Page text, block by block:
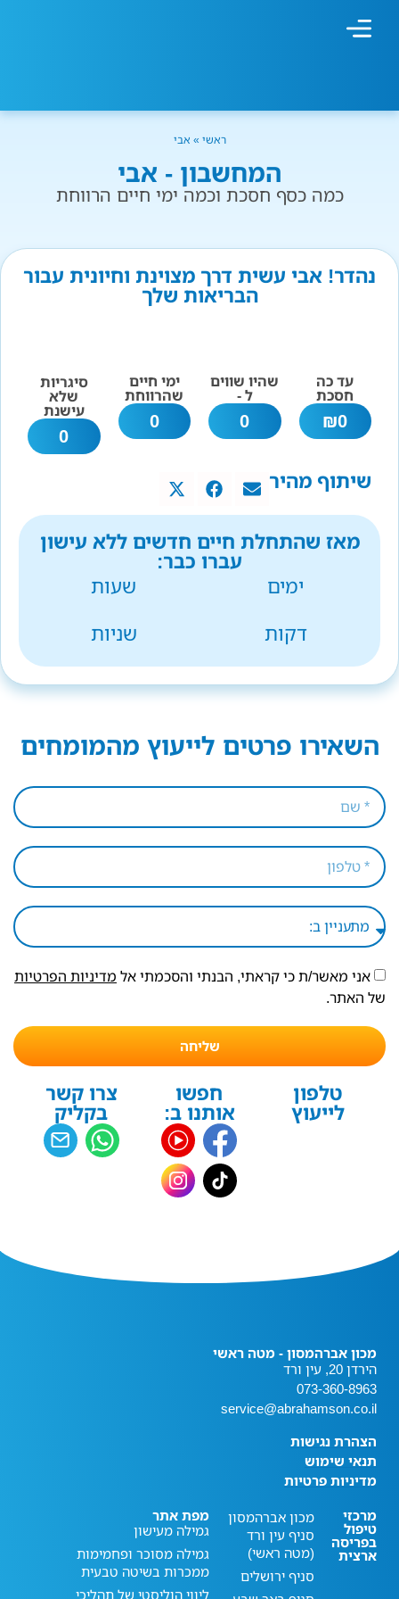
ראשי » אבי
המחשבון - אבי
כמה כסף חסכת וכמה ימי חיים הרווחת
נהדר! אבי עשית דרך מצוינת וחיונית עבור
הבריאות שלך
עד כה
חסכת
0
₪
שהיו שווים
ל -
0
ימי חיים
שהרווחת
0
סיגריות
שלא
עישנת
0
שיתוף מהיר
מאז שהתחלת חיים חדשים ללא עישון
עברו כבר:
ימים
שעות
דקות שניות
השאירו פרטים לייעוץ מהמומחים
אני מאשר/ת כי קראתי, הבנתי והסכמתי אל מדיניות הפרטיות
של האתר.
שליחה
טלפון
לייעוץ
חפשו
אותנו ב:
צרו קשר
בקליק
מכון אברהמסון - מטה ראשי
הירדן 20, עין ורד
073-360-8963
service@abrahamson.co.il
הצהרת נגישות
תנאי שימוש
מדיניות פרטיות
מרכזי
טיפול
בפריסה
ארצית
מכון אברהמסון
סניף עין ורד
(מטה ראשי)
סניף ירושלים
מפת אתר
גמילה מעישון
גמילה מסוכר ופחמימות
ממכרות בשיטה טבעית
ליווי הוליסטי של תהליכי